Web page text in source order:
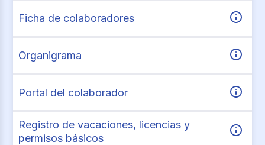
Ficha de colaboradores
Organigrama
Portal del colaborador
Registro de vacaciones, licencias y
permisos básicos